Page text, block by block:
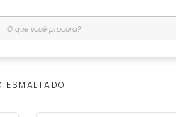
que você procura?
ESMALTADO